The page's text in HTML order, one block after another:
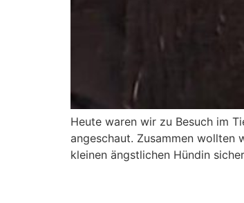
Heute waren wir zu Besuch im
angeschaut. Zusammen wollten
kleinen ängstlichen Hündin